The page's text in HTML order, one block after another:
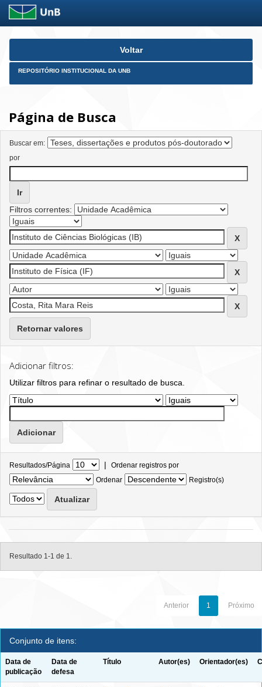
Skip
Voltar
REPOSITÓRIO INSTITUCIONAL DA UNB
Página de Busca
Buscar em:
por
Filtros correntes:
Retornar valores
Adicionar filtros:
Utilizar filtros para refinar o resultado de busca.
Resultados/Página | Ordenar registros por
Ordenar
Registro(s)
Resultado 1-1 de 1.
Anterior 1 Próximo
Conjunto de itens:
Data de
publicação
Data de
defesa
Título Autor(es) Orientador(es)